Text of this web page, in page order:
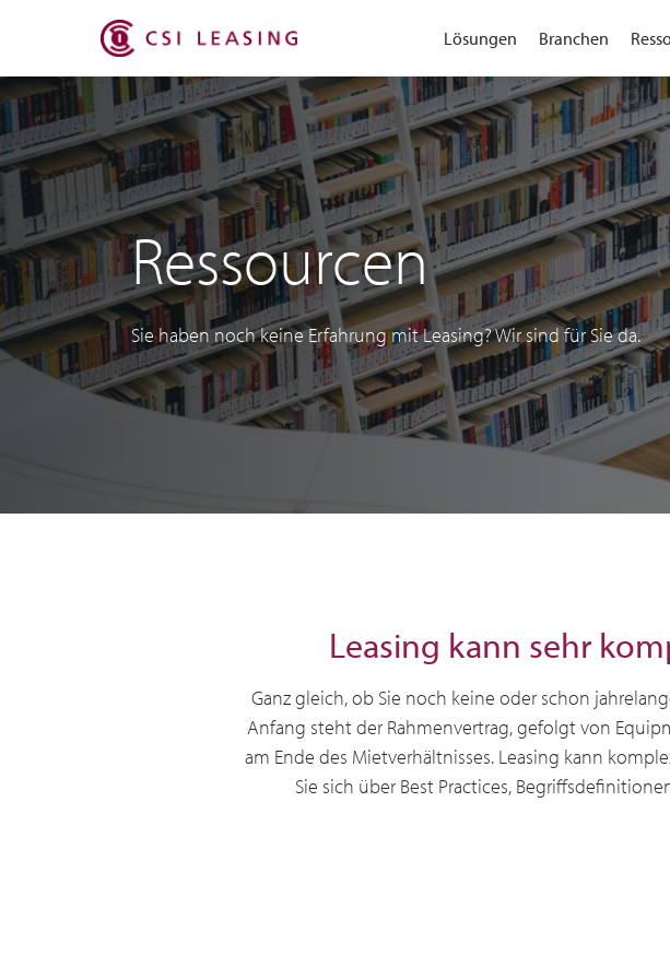
Lösungen Branchen
Ressourcen
Sie haben noch keine Erfahrung mit Leasing? Wir sind für Sie da.
Leasing kann sehr
Ganz gleich, ob Sie noch keine oder schon
Anfang steht der Rahmenvertrag, gefolgt von
am Ende des Mietverhältnisses. Leasing kann
Sie sich über Best Practices,